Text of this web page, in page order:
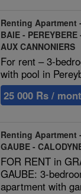
Renting Apartment
BAIE - PEREYBERE
AUX CANNONIERS
For rent – 3-
with pool in
25 000 Rs /
Renting Apartment
GAUBE -
FOR RENT in
GAUBE: 3-
apartment with